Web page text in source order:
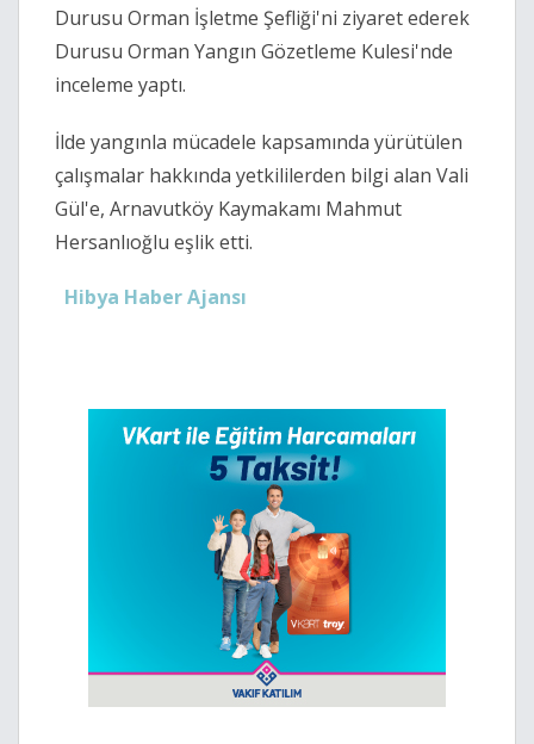
Durusu Orman İşletme Şefliği'ni ziyaret ederek
Durusu Orman Yangın Gözetleme Kulesi'nde
inceleme yaptı.
İlde yangınla mücadele kapsamında yürütülen
çalışmalar hakkında yetkililerden bilgi alan Vali
Gül'e, Arnavutköy Kaymakamı Mahmut
Hersanlıoğlu eşlik etti.
Hibya Haber Ajansı